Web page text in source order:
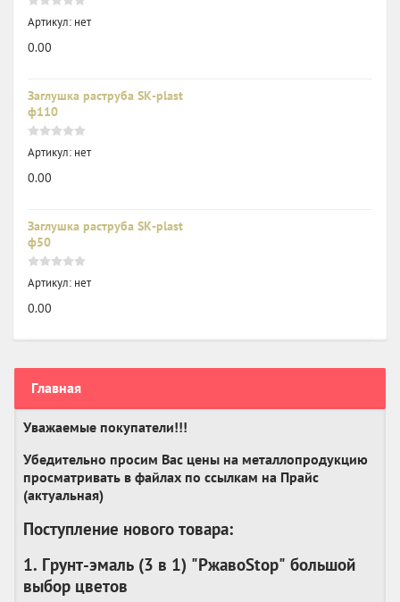
Главная
Уважаемые покупатели!!!
Убедительно просим Вас цены на металлопродукцию
просматривать в файлах по ссылкам на Прайс
(актуальная)
Поступление нового товара:
1. Грунт-эмаль (3 в 1) "РжавоStop" большой
выбор цветов
Артикул: нет
0.00
Заглушка раструба SK-plast
ф110
Артикул: нет
0.00
Заглушка раструба SK-plast
ф50
Артикул: нет
0.00